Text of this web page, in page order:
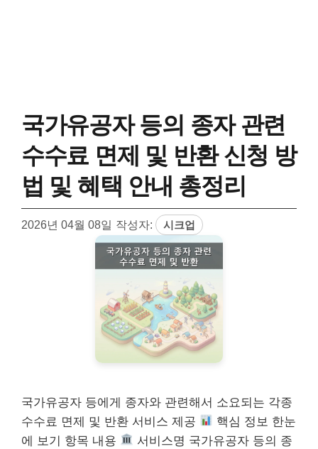
국가유공자 등의 종자 관련
수수료 면제 및 반환 신청 방
법 및 혜택 안내 총정리
2026년 04월 08일 작성자: 시크업
국가유공자 등에게 종자와 관련해서 소요되는 각종
수수료 면제 및 반환 서비스 제공
핵심 정보 한눈
에 보기 항목 내용
서비스명 국가유공자 등의 종